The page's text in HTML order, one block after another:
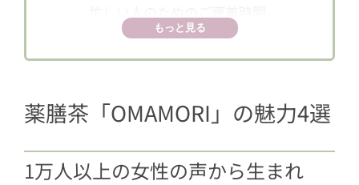
ゆっくり味わいたい、香りと味の
変化
2一杯のお茶から、日本の農家さんを応
もっと見る
薬膳茶「OMAMORI」の魅力4選
1万人以上の女性の声から生まれ